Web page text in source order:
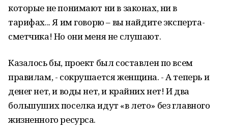
которые не понимают ни в законах, ни в
тарифах... Я им говорю – вы найдите эксперта-
сметчика! Но они меня не слушают.
Казалось бы, проект был составлен по всем
правилам, - сокрушается женщина. - А теперь и
денег нет, и воды нет, и крайних нет! И два
большуших поселка идут «в лето» без главного
жизненного ресурса.